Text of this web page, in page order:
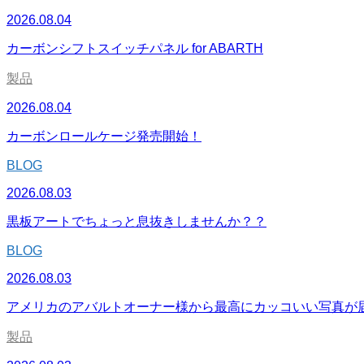
2026.08.04
カーボンシフトスイッチパネル for ABARTH
製品
2026.08.04
カーボンロールケージ発売開始！
BLOG
2026.08.03
黒板アートでちょっと息抜きしませんか？？
BLOG
2026.08.03
アメリカのアバルトオーナー様から最高にカッコいい写真が
製品